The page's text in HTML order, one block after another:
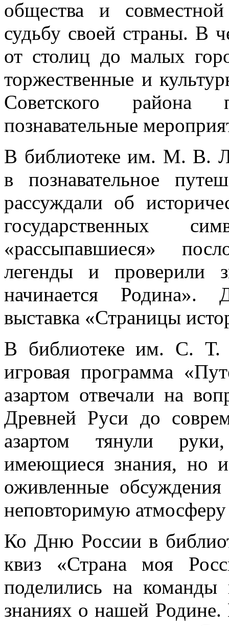
общества и
судьбу своей страны. В
от столиц до малых
торжественные и
Советского
познавательные
В библиотеке им. М. В.
в познавательное
рассуждали об
государственных
«рассыпавшиеся»
легенды и проверили
начинается Родина».
выставка «Страницы
В библиотеке им. С. Т.
игровая программа
азартом отвечали на
Древней Руси до
азартом тянули
имеющиеся знания, но
оживленные обсуждения
неповторимую
Ко Дню России в
квиз «Страна моя
поделились на
знаниях о нашей Родине.